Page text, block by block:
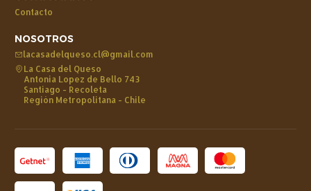
Contacto
NOSOTROS
lacasadelqueso.cl@gmail.com
La Casa del Queso
Antonia Lopez de Bello 743
Santiago - Recoleta
Región Metropolitana - Chile